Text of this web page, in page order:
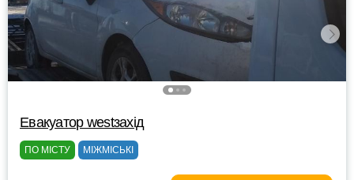
Евакуатор westзахід
ПО МІСТУ МІЖМІСЬКІ